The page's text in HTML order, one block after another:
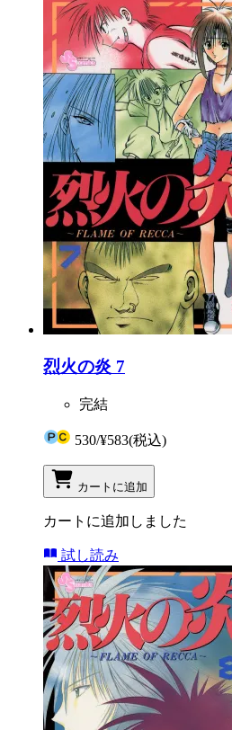
烈火の炎 7
完結
530/¥583(税込)
カートに追加
カートに追加しました
試し読み